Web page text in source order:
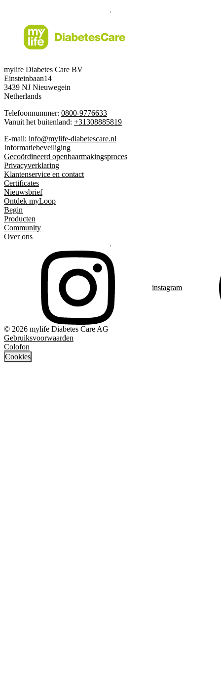
mylife Diabetes Care BV
Einsteinbaan14
3439 NJ Nieuwegein
Netherlands
Telefoonnummer: 0800-9776633
Vanuit het buitenland: +31308885819
E-mail: info@mylife-diabetescare.nl
Informatiebeveiliging
Gecoördineerd openbaarmakingsproces
Privacyverklaring
Klantenservice en contact
Certificates
Nieuwsbrief
Ontdek myLoop
Begin
Producten
Community
Over ons
instagram
© 2026 mylife Diabetes Care AG
Gebruiksvoorwaarden
Colofon
Cookies